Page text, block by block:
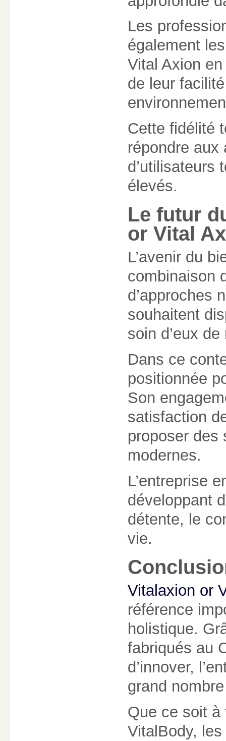
Les
également
Vital Axion
de leur
Cette fidélité
répondre aux
d’utilisateurs
élevés.
Le futur
or Vital
L’avenir du
combinaison
d’approches
souhaitent
soin d’eux
Dans ce
positionnée
Son
satisfaction
proposer des
modernes.
L’entreprise
développant
détente, le
vie.
Vitalaxion or
référence
holistique.
fabriqués au
d’innover,
grand
Que ce soit à
VitalBody,